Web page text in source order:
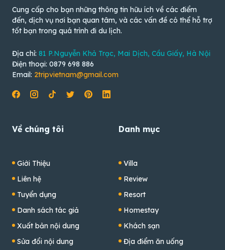
Cung cấp cho bạn những thông tin hữu ích về các điểm
đến, dịch vụ nơi bạn quan tâm, và các vấn đề có thể hỗ trợ
tốt bạn trong quá trình đi du lịch.
Địa chỉ: 81 P.Nguyễn Khả Trạc, Mai Dịch, Cầu Giấy, Hà Nội
Điện thoại: 0879 698 886
Email: 2tripvietnam@gmail.com
Về chúng tôi
Giới Thiệu
Liên hệ
Tuyển dụng
Danh sách tác giả
Xuất bản nội dung
Sửa đổi nội dung
Danh mục
Villa
Review
Resort
Homestay
Khách sạn
Địa điểm ăn uống